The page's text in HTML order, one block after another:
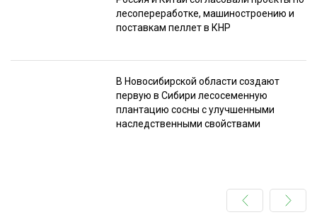
лесопереработке, машиностроению и
поставкам пеллет в КНР
В Новосибирской области создают
первую в Сибири лесосеменную
плантацию сосны с улучшенными
наследственными свойствами